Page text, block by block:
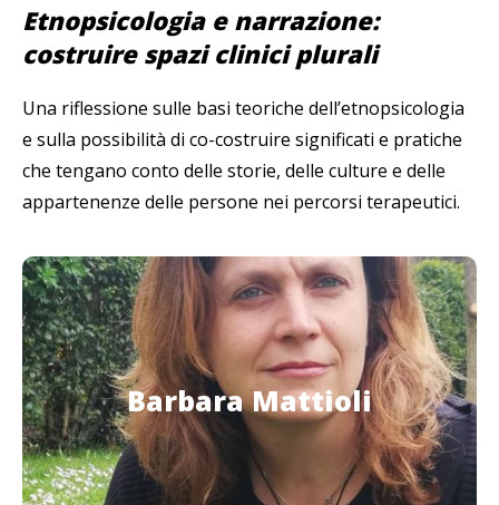
Etnopsicologia e narrazione:
costruire spazi clinici plurali
Una riflessione sulle basi teoriche dell’etnopsicologia
e sulla possibilità di co-costruire significati e pratiche
che tengano conto delle storie, delle culture e delle
appartenenze delle persone nei percorsi terapeutici.
Barbara Mattioli
Barbara Mattioli
Psicologa e Psicoterapeuta Etno-Sistemico-
Narrativa, collabora nella didattica della scuola di
specializzazione in psicoterapia Etno-Sistemico-
Narrativa di Roma